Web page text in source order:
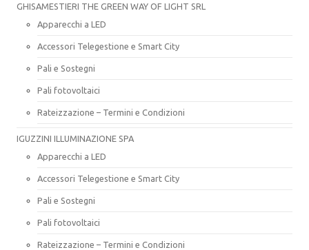
GHISAMESTIERI THE GREEN WAY OF LIGHT SRL
Apparecchi a LED
Accessori Telegestione e Smart City
Pali e Sostegni
Pali fotovoltaici
Rateizzazione – Termini e Condizioni
IGUZZINI ILLUMINAZIONE SPA
Apparecchi a LED
Accessori Telegestione e Smart City
Pali e Sostegni
Pali fotovoltaici
Rateizzazione – Termini e Condizioni